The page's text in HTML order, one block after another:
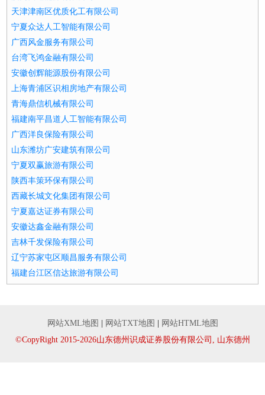
天津津南区优质化工有限公司
宁夏众达人工智能有限公司
广西风金服务有限公司
台湾飞鸿金融有限公司
安徽创辉能源股份有限公司
上海青浦区识相房地产有限公司
青海鼎信机械有限公司
福建南平昌道人工智能有限公司
广西洋良保险有限公司
山东潍坊广安建筑有限公司
宁夏双赢旅游有限公司
陕西丰策环保有限公司
西藏长城文化集团有限公司
宁夏嘉达证券有限公司
安徽达鑫金融有限公司
吉林千发保险有限公司
辽宁苏家屯区顺昌服务有限公司
福建台江区信达旅游有限公司
网站XML地图 网站TXT地图
网站HTML地图
©CopyRight 2015-2026山东德州识成证券股份有限公司, 山东德州